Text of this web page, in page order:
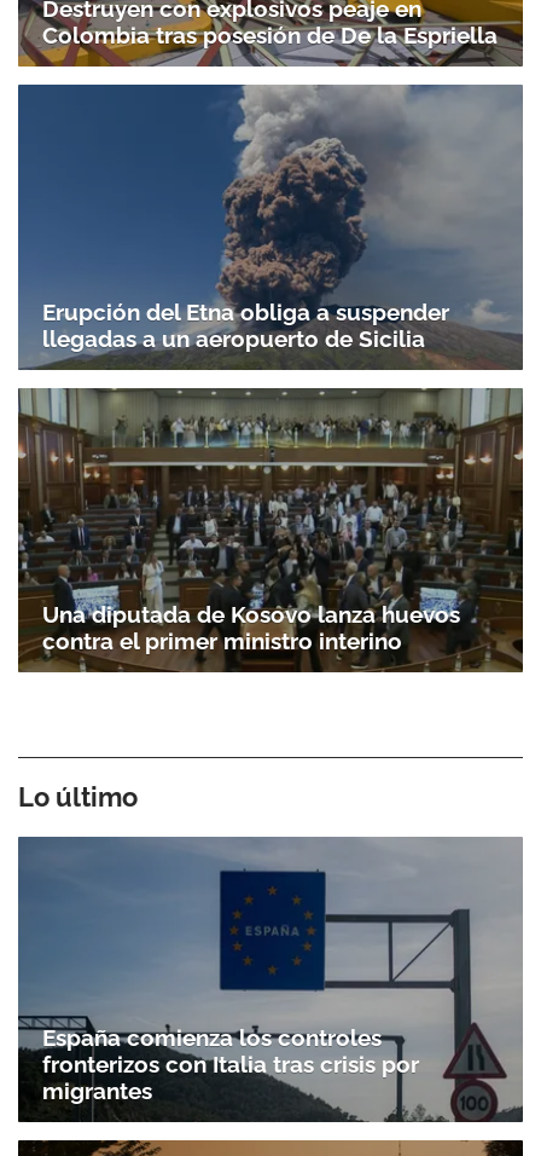
Destruyen con explosivos peaje en
Colombia tras posesión de De la Espriella
Erupción del Etna obliga a suspender
llegadas a un aeropuerto de Sicilia
Una diputada de Kosovo lanza huevos
contra el primer ministro interino
Lo último
España comienza los controles
fronterizos con Italia tras crisis por
migrantes